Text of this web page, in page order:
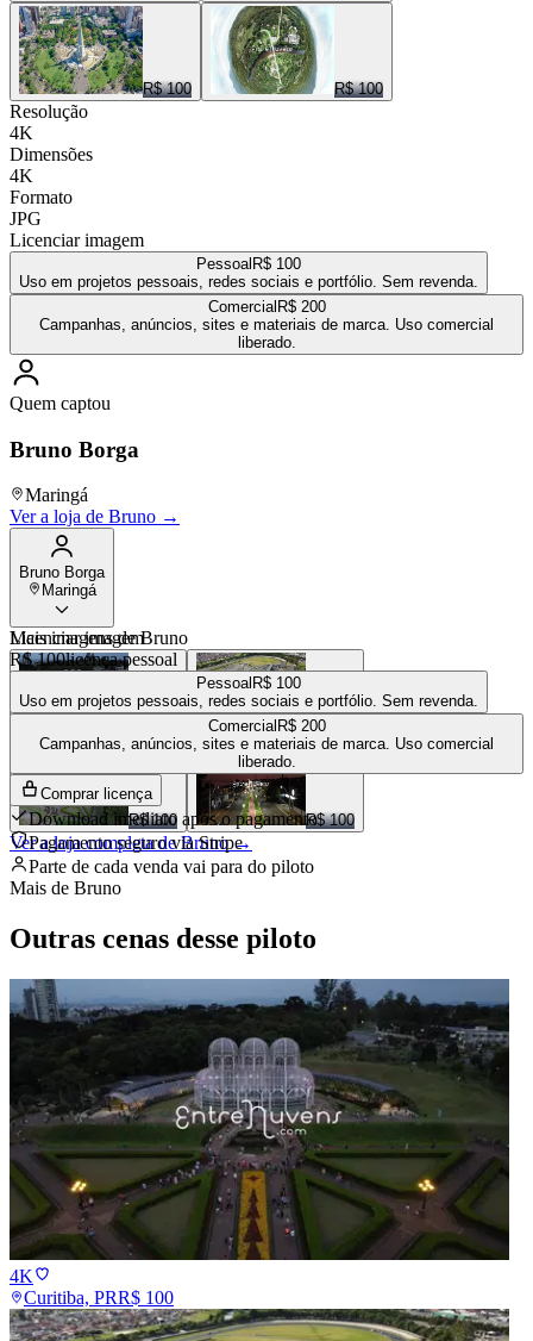
R$ 100 R$ 100
Resolução
4K
Dimensões
4K
Formato
JPG
Licenciar imagem
Pessoal R$ 100
Uso em projetos pessoais, redes sociais e portfólio. Sem revenda.
Comercial R$ 200
Campanhas, anúncios, sites e materiais de marca. Uso comercial
liberado.
Quem captou
Bruno Borga
Maringá
Ver a loja de Bruno →
Bruno Borga
Maringá
Mais imagens deBruno
R$ 100
R$ 100 R$ 100
Ver a loja completa deBruno→
Licenciar imagem
R$ 100licença pessoal
Pessoal R$ 100
Uso em projetos pessoais, redes sociais e portfólio. Sem revenda.
Comercial R$ 200
Campanhas, anúncios, sites e materiais de marca. Uso comercial
liberado.
Comprar licença
Download imediato após o pagamento
Pagamento seguro via Stripe
Parte de cada venda vai para do piloto
Mais de Bruno
Outras cenas desse piloto
4K
Curitiba, PRR$ 100